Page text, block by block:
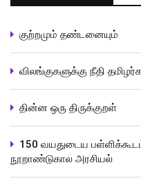
குற்றமும் தண்டனையும்
விலங்குகளுக்கு நீதி
தின்ன ஒரு திருக்குறள்
150 வயதுடைய
நூறாண்டுகால அரசியல்